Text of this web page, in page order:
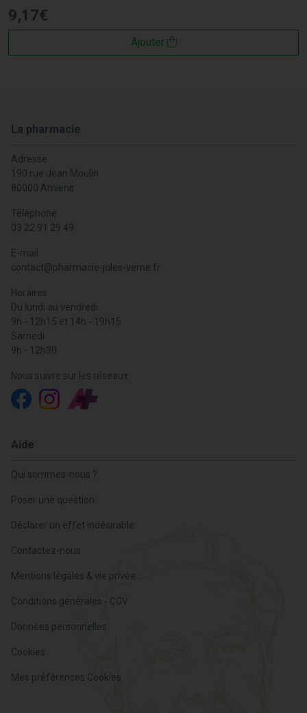
9,17€
Ajouter
La pharmacie
Adresse
190 rue Jean Moulin
80000 Amiens
Téléphone
03 22 91 29 49
E-mail
contact@pharmacie-jules-verne.fr
Horaires
Du lundi au vendredi
9h - 12h15 et 14h - 19h15
Samedi
9h - 12h30
Nous suivre sur les réseaux
Aide
Qui sommes-nous ?
Poser une question
Déclarer un effet indésirable
Contactez-nous
Mentions légales & vie privée
Conditions générales - CGV
Données personnelles
Cookies
Mes préférences Cookies